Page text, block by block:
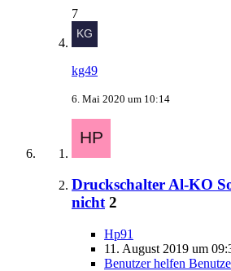
7
kg49
6. Mai 2020 um 10:14
Druckschalter Al-KO
nicht 2
Hp91
11. August 2019 um
Benutzer helfen